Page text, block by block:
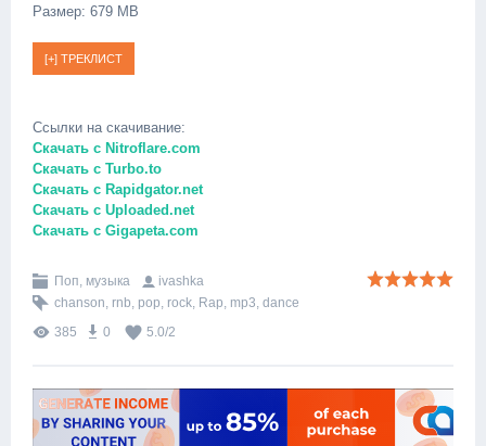
Размер: 679 MB
Ссылки на скачивание:
Скачать с Nitroflare.com
Скачать с Turbo.to
Скачать с Rapidgator.net
Скачать с Uploaded.net
Скачать с Gigapeta.com
Поп, музыка
ivashka
chanson, rnb, pop, rock, Rap, mp3, dance
385
0 5.0/2